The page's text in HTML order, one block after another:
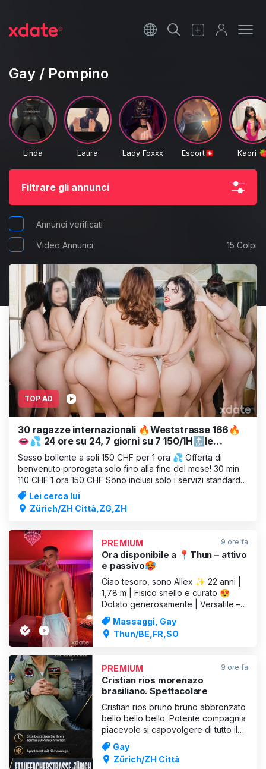
Español
Gay / Pompino
Linda Laura Lady Foxxx Escort🇨🇭 Kaori
Filtrare gli annunci
Annunci verificati
Video Annunci 15 Colpi
TOP AD
30 ragazze internazionali 🔥Weststrasse 166🔥
👄💦 24 ore su 24, 7 giorni su 7 150/1H🔝le
migliori ragazze 🔝☎️📞🔥
Sesso bollente a soli 150 CHF per 1 ora 💦 Offerta di
benvenuto prorogata solo fino alla fine del mese! 30 min
110 CHF 1 ora 150 CHF Sono inclusi solo i servizi standard!
(Fellatio, leccata, 69, sesso CON preservativo, facesitting,
massaggio) www.villa166.ch 8003 Zurigo, Weststrasse 166
Kiss V
Lei cerca lui
Zürich/ZH Città,ZG,ZH
PREMIUM 9 ore fa
Ora disponibile a 📍Thun – attivo
e passivo🥵
Ciao tesoro, sono Allex ✨ 22 anni |
1,78 m | Fisico snello e curato 😍
Dotato generosamente | Versatile –
attivo e passivo 💎 Accompagnatore
di lusso Massaggio tantrico sensuale
Seduzione raffinata Dominanza
Sono Allex – una co
Massaggi, Gay
Thun/BE,FR,SO
PREMIUM 9 ore fa
Cristian rios morenazo
brasiliano. Spettacolare
Cristian rios bruno bruno abbronzato
bello bello bello. Potente compagnia
piacevole si capovolgere di tutto il
tuo fascino in. Piacere garantito no.
Uomini. In. Controllare cristian rios
supernovo
Gay
Zürich/ZH Città